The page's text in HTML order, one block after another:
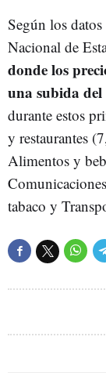
Según los
Nacional de
donde los
una subida
durante estos
y restaurantes
Alimentos y
tabaco y